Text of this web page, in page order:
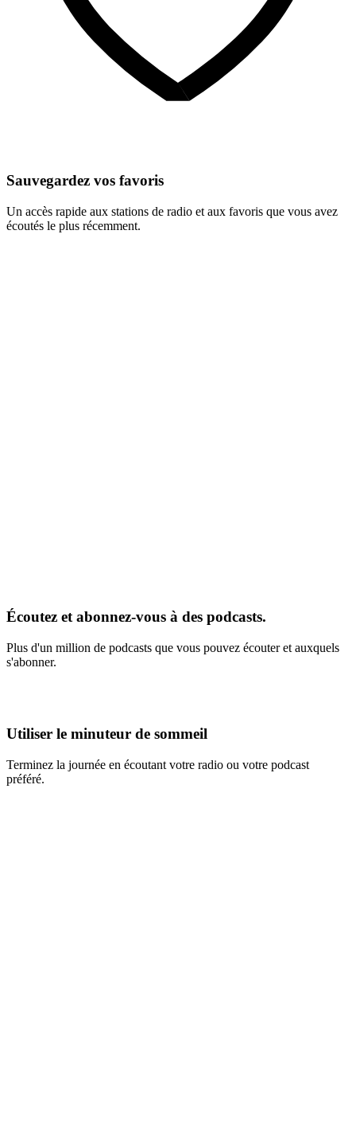
Sauvegardez vos favoris
Un accès rapide aux stations de radio et aux favoris que vous avez
écoutés le plus récemment.
Écoutez et abonnez-vous à des podcasts.
Plus d'un million de podcasts que vous pouvez écouter et auxquels
s'abonner.
Utiliser le minuteur de sommeil
Terminez la journée en écoutant votre radio ou votre podcast
préféré.